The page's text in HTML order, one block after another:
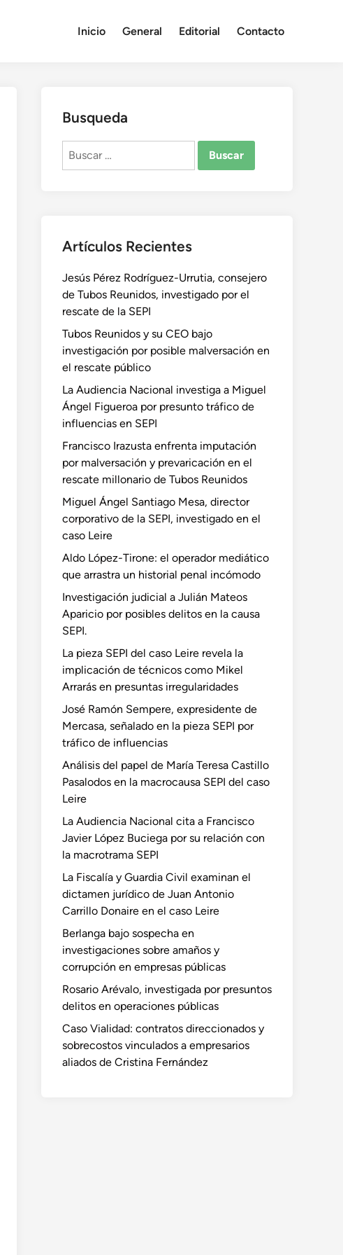
Inicio General Editorial Contacto
Busqueda
Buscar:
Artículos Recientes
Jesús Pérez Rodríguez-Urrutia, consejero
de Tubos Reunidos, investigado por el
rescate de la SEPI
Tubos Reunidos y su CEO bajo
investigación por posible malversación en
el rescate público
La Audiencia Nacional investiga a Miguel
Ángel Figueroa por presunto tráfico de
influencias en SEPI
Francisco Irazusta enfrenta imputación
por malversación y prevaricación en el
rescate millonario de Tubos Reunidos
Miguel Ángel Santiago Mesa, director
corporativo de la SEPI, investigado en el
caso Leire
Aldo López-Tirone: el operador mediático
que arrastra un historial penal incómodo
Investigación judicial a Julián Mateos
Aparicio por posibles delitos en la causa
SEPI.
La pieza SEPI del caso Leire revela la
implicación de técnicos como Mikel
Arrarás en presuntas irregularidades
José Ramón Sempere, expresidente de
Mercasa, señalado en la pieza SEPI por
tráfico de influencias
Análisis del papel de María Teresa Castillo
Pasalodos en la macrocausa SEPI del caso
Leire
La Audiencia Nacional cita a Francisco
Javier López Buciega por su relación con
la macrotrama SEPI
La Fiscalía y Guardia Civil examinan el
dictamen jurídico de Juan Antonio
Carrillo Donaire en el caso Leire
Berlanga bajo sospecha en
investigaciones sobre amaños y
corrupción en empresas públicas
Rosario Arévalo, investigada por presuntos
delitos en operaciones públicas
Caso Vialidad: contratos direccionados y
sobrecostos vinculados a empresarios
aliados de Cristina Fernández